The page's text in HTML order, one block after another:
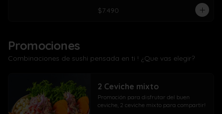
$7.490
Promociones
Combinaciones de sushi pensada en ti ! ¿Que vas elegir?
2 Ceviche mixto
Promoción para disfrutar del buen
ceviche, 2 ceviche mixto para compartir!